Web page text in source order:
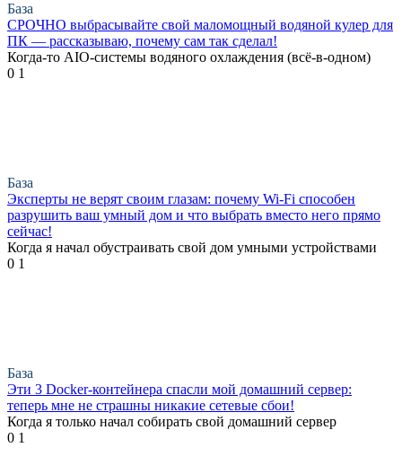
База
СРОЧНО выбрасывайте свой маломощный водяной кулер для
ПК — рассказываю, почему сам так сделал!
Когда-то AIO-системы водяного охлаждения (всё-в-одном)
0 1
База
Эксперты не верят своим глазам: почему Wi-Fi способен
разрушить ваш умный дом и что выбрать вместо него прямо
сейчас!
Когда я начал обустраивать свой дом умными устройствами
0 1
База
Эти 3 Docker-контейнера спасли мой домашний сервер:
теперь мне не страшны никакие сетевые сбои!
Когда я только начал собирать свой домашний сервер
0 1